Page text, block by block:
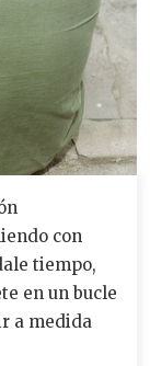
con
tiempo,
en un bucle
a medida